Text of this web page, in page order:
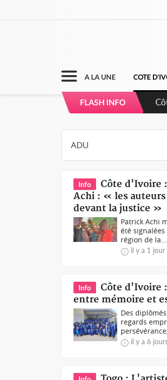
A LA UNE COTE
FLASH INFO
Info
Côte d'Ivoire
Achi : « les
devant la justice »
Patrick Achi
été
région de la...
il y a 1 jour
Info
Côte d'Ivoire
entre mémoire et
Des
regards
il y a 6